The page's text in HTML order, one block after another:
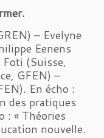
– Evelyne
Eenens
(Suisse,
GFEN) –
En écho :
des pratiques
: « Théories
nouvelle.